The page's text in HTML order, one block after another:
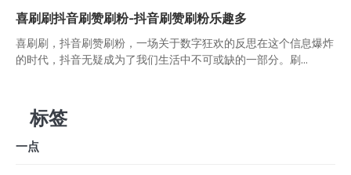
喜刷刷抖音刷赞刷粉-抖音刷赞刷粉乐趣多
喜刷刷，抖音刷赞刷粉，一场关于数字狂欢的反思在这个信息爆炸
的时代，抖音无疑成为了我们生活中不可或缺的一部分。刷...
标签
一点